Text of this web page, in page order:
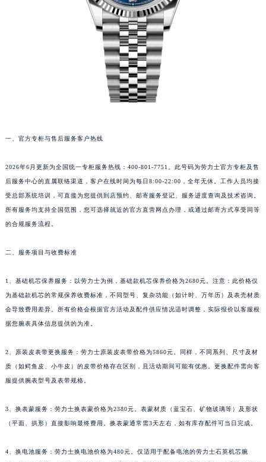
一、官方专柜与售后服务客户热线
2026年6月更新为全国统一专柜服务热线：400-801-7751。此号码为劳力士官方专柜及售
后服务中心的直属联络渠道，客户在线时间为每日8:00-22:00，全年无休。工作人员均接
受总部系统培训，可直接为您提供到店预约、邮寄服务登记、服务进度查询及技术咨询。
所有服务均支持全国范围，您可选择就近的官方直营网点办理，或通过邮寄方式享受同等
的合规服务流程。
二、服务项目与收费标准
1、基础机芯保养服务：以劳力士为例，基础款机芯保养价格为2680元。注意：此价格仅
为基础款机芯的常规保养收费标准，不同型号、复杂功能（如计时、万年历）及表壳材质
会导致费用差异。所有价格会根据官方活动及配件供应情况适时调整，实际报价以客服根
据您腕表具体信息提供的为准。
2、原装皮表带更换服务：劳力士原装皮表带价格为5860元。同样，不同系列、尺寸及材
质（如鳄鱼皮、小牛皮）的皮带价格存在区别，且活动期间可能有优惠。更换配件需向客
服提供腕表型号及表带规格。
3、换表蒙服务：劳力士换表蒙价格为2380元。表蒙材质（蓝宝石、矿物玻璃等）及形状
（平面、拱形）直接影响最终费用。换表蒙通常需3天左右，如有库存配件可当日完成。
4、换电池服务：劳力士换电池价格为480元。仅适用于配备电池的劳力士石英机芯腕